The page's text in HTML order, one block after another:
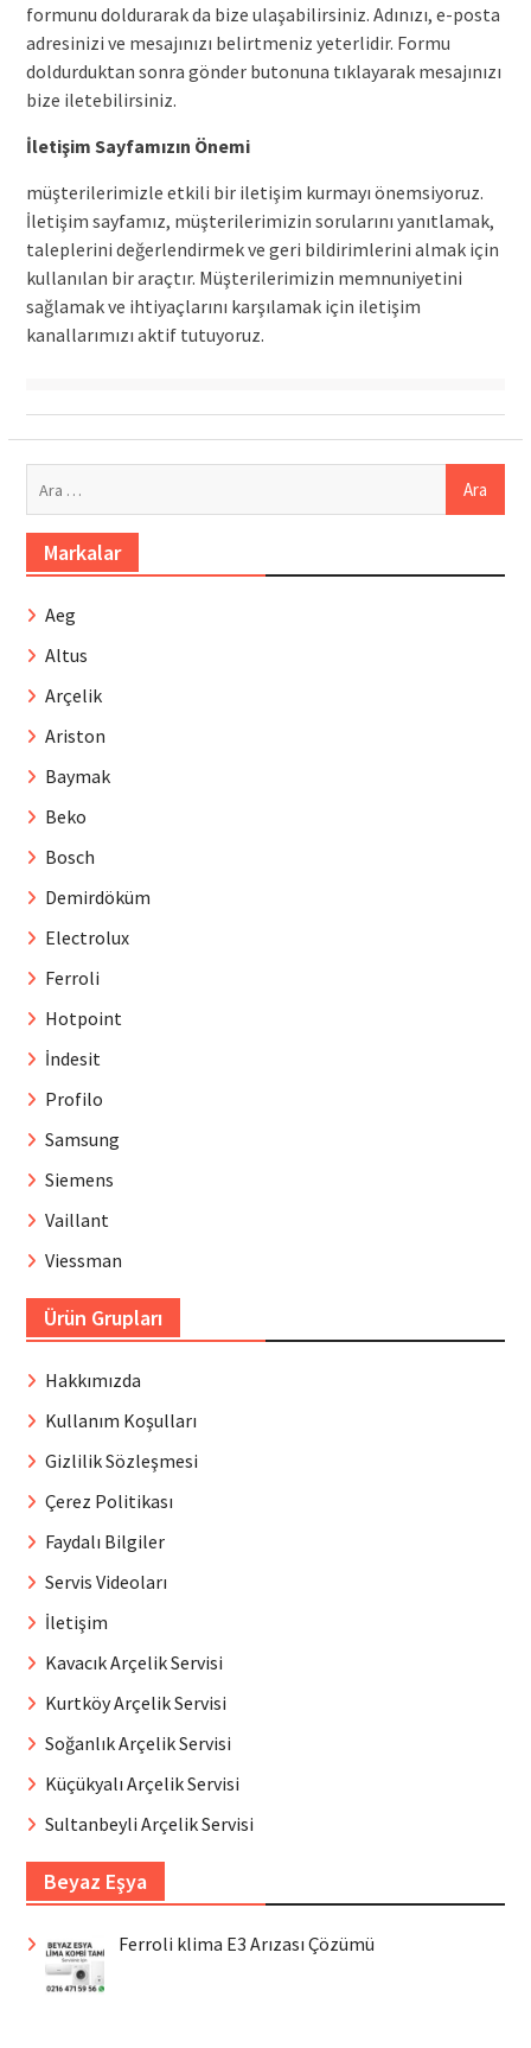
formunu doldurarak da bize ulaşabilirsiniz. Adınızı, e-posta
adresinizi ve mesajınızı belirtmeniz yeterlidir. Formu
doldurduktan sonra gönder butonuna tıklayarak mesajınızı
bize iletebilirsiniz.
İletişim Sayfamızın Önemi
müşterilerimizle etkili bir iletişim kurmayı önemsiyoruz.
İletişim sayfamız, müşterilerimizin sorularını yanıtlamak,
taleplerini değerlendirmek ve geri bildirimlerini almak için
kullanılan bir araçtır. Müşterilerimizin memnuniyetini
sağlamak ve ihtiyaçlarını karşılamak için iletişim
kanallarımızı aktif tutuyoruz.
Markalar
Aeg
Altus
Arçelik
Ariston
Baymak
Beko
Bosch
Demirdöküm
Electrolux
Ferroli
Hotpoint
İndesit
Profilo
Samsung
Siemens
Vaillant
Viessman
Ürün Grupları
Hakkımızda
Kullanım Koşulları
Gizlilik Sözleşmesi
Çerez Politikası
Faydalı Bilgiler
Servis Videoları
İletişim
Kavacık Arçelik Servisi
Kurtköy Arçelik Servisi
Soğanlık Arçelik Servisi
Küçükyalı Arçelik Servisi
Sultanbeyli Arçelik Servisi
Beyaz Eşya
Ferroli klima E3 Arızası Çözümü